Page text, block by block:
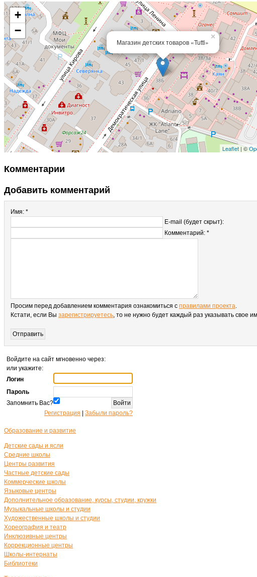
Магазин детских товаров «Tutti»
×
+
−
Leaflet | ©
Комментарии
Добавить комментарий
Имя: *
E-mail (будет скрыт):
Комментарий: *
Просим перед добавлением комментария ознакомиться с правилами проекта.
Кстати, если Вы зарегистрируетесь, то не нужно будет каждый раз указывать свое
Войдите на сайт мгновенно через:
или укажите:
Логин
Пароль
Запомнить Вас?
Регистрация
Забыли пароль?
Образование и развитие
Детские сады и ясли
Средние школы
Центры развития
Частные детские сады
Коммерческие школы
Языковые центры
Дополнительное образование, курсы, студии, кружки
Музыкальные школы и студии
Художественные школы и студии
Хореография и театр
Инклюзивные центры
Коррекционные центры
Школы-интернаты
Библиотеки